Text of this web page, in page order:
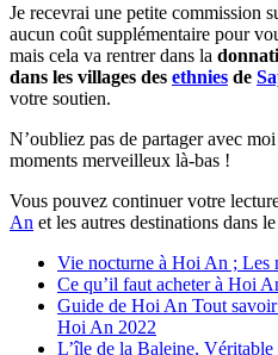
Je recevrai une petite commission
aucun coût supplémentaire pour
mais cela va rentrer dans la
dans les villages des ethnies de
votre soutien.
N’oubliez pas de partager avec
moments merveilleux là-bas !
Vous pouvez continuer votre
An et les autres destinations dans le
Vie nocturne à Hoi An ; Les
Ce qu’il faut acheter à Hoi
Guide de Hoi An Tout
Hoi An 2022
L’île de la Baleine,